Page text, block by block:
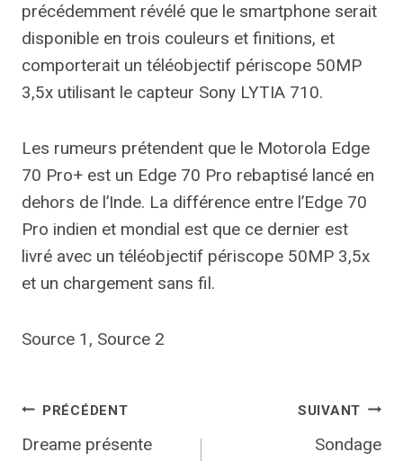
précédemment révélé que le smartphone serait
disponible en trois couleurs et finitions, et
comporterait un téléobjectif périscope 50MP
3,5x utilisant le capteur Sony LYTIA 710.
Les rumeurs prétendent que le Motorola Edge
70 Pro+ est un Edge 70 Pro rebaptisé lancé en
dehors de l’Inde. La différence entre l’Edge 70
Pro indien et mondial est que ce dernier est
livré avec un téléobjectif périscope 50MP 3,5x
et un chargement sans fil.
Source 1, Source 2
Navigation
PRÉCÉDENT
Dreame présente
SUIVANT
Sondage